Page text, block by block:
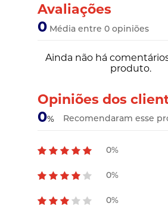
Avaliações
0 Média entre 0 opiniões
Ainda não há
produto.
Opiniões dos
0% Recomendaram esse
0%
0%
0%